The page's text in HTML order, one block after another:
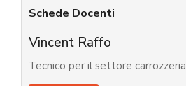
Schede Docenti
Vincent Raffo
Tecnico per il settore carrozzeria